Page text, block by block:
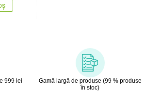
999 lei
Gamă largă de produse (99 % produse
în stoc)